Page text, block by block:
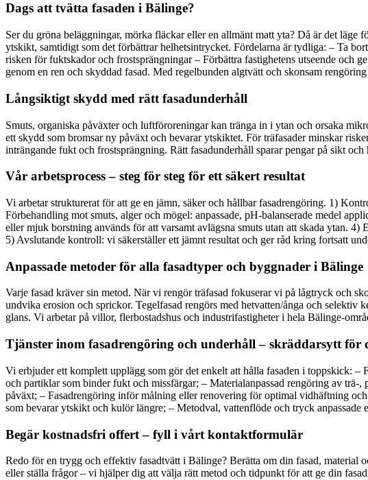
Dags att tvätta fasaden i Bälinge?
Ser du gröna beläggningar, mörka fläckar eller en allmänt matt yta? Då är det
ytskikt, samtidigt som det förbättrar helhetsintrycket. Fördelarna är tydliga: – Ta
risken för fuktskador och frostsprängningar – Förbättra fastighetens utseende och
genom en ren och skyddad fasad. Med regelbunden algtvätt och skonsam
Långsiktigt skydd med rätt fasadunderhåll
Smuts, organiska påväxter och luftföroreningar kan tränga in i ytan och orsaka
ett skydd som bromsar ny påväxt och bevarar ytskiktet. För träfasader minskar
inträngande fukt och frostsprängning. Rätt fasadunderhåll sparar pengar på sikt
Vår arbetsprocess – steg för steg för ett säkert resultat
Vi arbetar strukturerat för att ge en jämn, säker och hållbar fasadrengöring. 1)
Förbehandling mot smuts, alger och mögel: anpassade, pH-balanserade medel
eller mjuk borstning används för att varsamt avlägsna smuts utan att skada ytan.
5) Avslutande kontroll: vi säkerställer ett jämnt resultat och ger råd kring fortsatt
Anpassade metoder för alla fasadtyper och byggnader i Bälinge
Varje fasad kräver sin metod. När vi rengör träfasad fokuserar vi på lågtryck och
undvika erosion och sprickor. Tegelfasad rengörs med hetvatten/ånga och
glans. Vi arbetar på villor, flerbostadshus och industrifastigheter i hela Bälinge-
Tjänster inom fasadrengöring och underhåll – skräddarsytt för
Vi erbjuder ett komplett upplägg som gör det enkelt att hålla fasaden i toppskick:
och partiklar som binder fukt och missfärgar; – Materialanpassad rengöring av
påväxt; – Fasadrengöring inför målning eller renovering för optimal vidhäftning
som bevarar ytskikt och kulör längre; – Metodval, vattenflöde och tryck anpassade
Begär kostnadsfri offert – fyll i vårt kontaktformulär
Redo för en trygg och effektiv fasadtvätt i Bälinge? Berätta om din fasad,
eller ställa frågor – vi hjälper dig att välja rätt metod och tidpunkt för att ge din